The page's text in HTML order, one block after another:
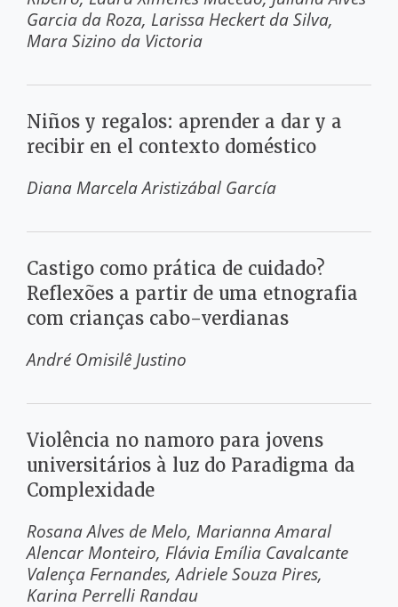
Garcia da Roza Larissa Heckert da Silva
Mara Sizino da Victoria
Niños y regalos: aprender a dar y a
recibir en el contexto doméstico
Diana Marcela Aristizábal García
Castigo como prática de cuidado?
Reflexões a partir de uma etnografia
com crianças cabo-verdianas
André Omisilê Justino
Violência no namoro para jovens
universitários à luz do Paradigma da
Complexidade
Rosana Alves de Melo Marianna Amaral
Alencar Monteiro Flávia Emília Cavalcante
Valença Fernandes Adriele Souza Pires
Karina Perrelli Randau